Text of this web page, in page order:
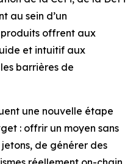
au sein d’un
produits offrent aux
et intuitif aux
barrières de
une nouvelle étape
: offrir un moyen sans
de générer des